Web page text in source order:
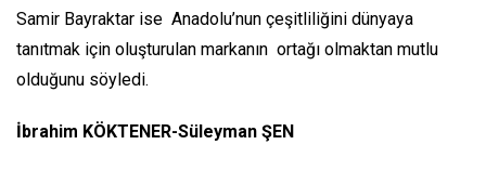
Samir Bayraktar ise Anadolu’nun çeşitliliğini dünyaya
tanıtmak için oluşturulan markanın ortağı olmaktan mutlu
olduğunu söyledi.
İbrahim KÖKTENER-Süleyman ŞEN